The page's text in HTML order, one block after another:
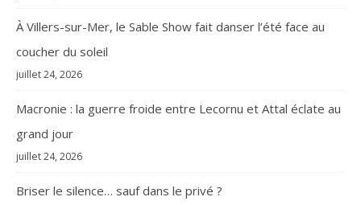
À Villers-sur-Mer, le Sable Show fait danser l’été face au
coucher du soleil
juillet 24, 2026
Macronie : la guerre froide entre Lecornu et Attal éclate au
grand jour
juillet 24, 2026
Briser le silence… sauf dans le privé ?